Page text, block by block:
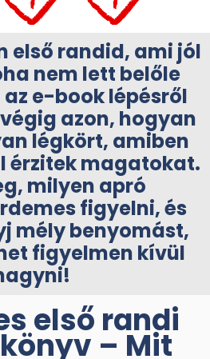
első randid, ami jól
nem lett belőle
az e-book lépésről
azon, hogyan
légkört, amiben
érzitek magatokat.
milyen apró
figyelni, és
mély benyomást,
figyelmen kívül
első randi
– Mit